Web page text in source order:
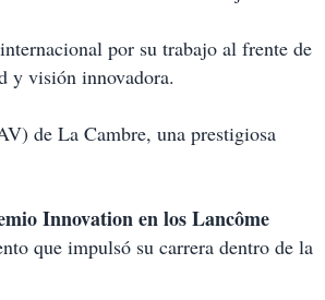
por su trabajo al frente de
y visión innovadora.
de La Cambre, una prestigiosa
Innovation en los Lancôme
que impulsó su carrera dentro de la